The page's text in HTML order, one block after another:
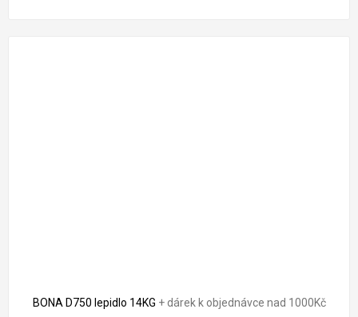
BONA D750 lepidlo 14KG + dárek k objednávce nad 1000Kč